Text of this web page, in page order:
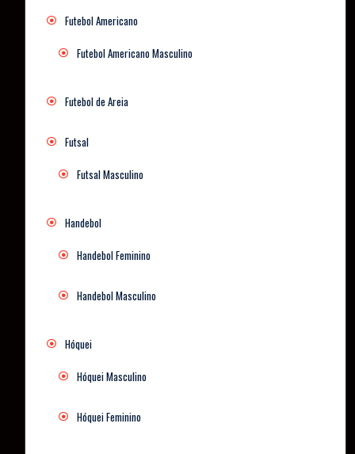
Futebol Americano
Futebol Americano Masculino
Futebol de Areia
Futsal
Futsal Masculino
Handebol
Handebol Feminino
Handebol Masculino
Hóquei
Hóquei Masculino
Hóquei Feminino